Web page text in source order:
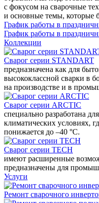
с фокусом на сварочные
и основные темы, которые
График работы в
График работы в
Коллекции
Сварог серии STANDART
предназначена как для
высококлассной сварки в
на производстве и в
Сварог серии ARCTIC
специально разработана
климатических условиях,
понижается до –40 °С.
Сварог серии TECH
имеют расширенные
предназначены для
Услуги
Ремонт сварочного